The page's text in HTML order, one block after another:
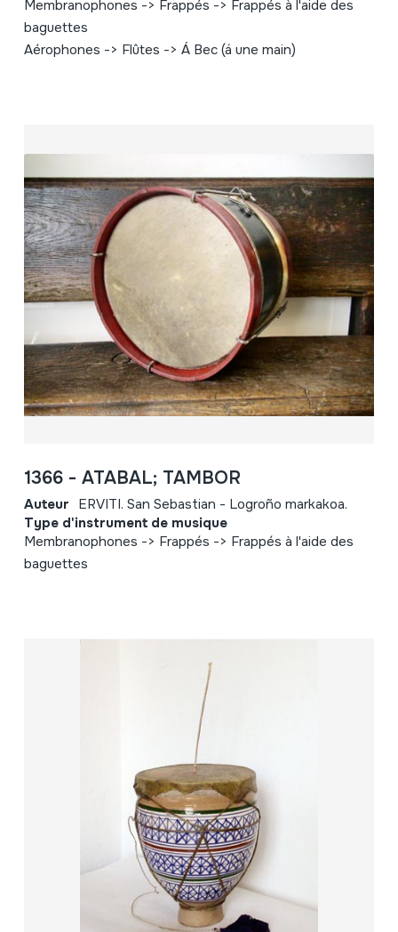
Membranophones -> Frappés -> Frappés à l'aide des
baguettes
Aérophones -> Flûtes -> Á Bec (á une main)
1366 - ATABAL; TAMBOR
Auteur ERVITI. San Sebastian - Logroño markakoa.
Type d'instrument de musique
Membranophones -> Frappés -> Frappés à l'aide des
baguettes